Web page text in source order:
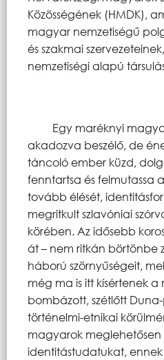
Közösségének (HMDK),
magyar nemzetiségű
és szakmai
nemzetiségi alapú
Egy maréknyi
akadozva beszélő, de
táncoló ember küzd,
fenntartsa és felmutassa
tovább élését,
megritkult szlavóniai
körében. Az idősebb
át – nem ritkán börtönbe
háború szörnyűségeit,
még ma is itt kísértenek
bombázott, szétlőtt
történelmi-etnikai
magyarok
identitástudatukat,